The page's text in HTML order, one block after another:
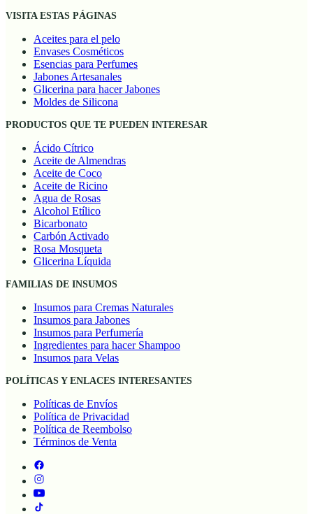
VISITA ESTAS PÁGINAS
Aceites para el pelo
Envases Cosméticos
Esencias para Perfumes
Jabones Artesanales
Glicerina para hacer Jabones
Moldes de Silicona
PRODUCTOS QUE TE PUEDEN INTERESAR
Ácido Cítrico
Aceite de Almendras
Aceite de Coco
Aceite de Ricino
Agua de Rosas
Alcohol Etílico
Bicarbonato
Carbón Activado
Rosa Mosqueta
Glicerina Líquida
FAMILIAS DE INSUMOS
Insumos para Cremas Naturales
Insumos para Jabones
Insumos para Perfumería
Ingredientes para hacer Shampoo
Insumos para Velas
POLÍTICAS Y ENLACES INTERESANTES
Políticas de Envíos
Política de Privacidad
Política de Reembolso
Términos de Venta